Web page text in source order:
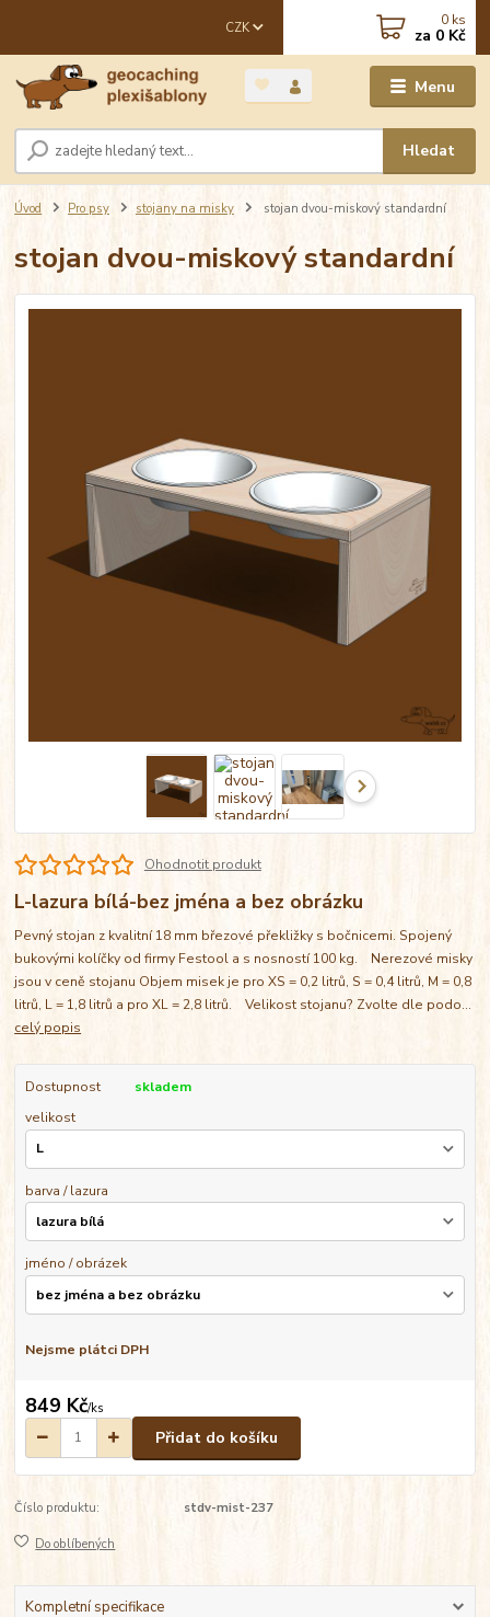
Menu
CZK
Hledat
0 ks
za 0 Kč
Úvod Pro psy stojany na misky stojan dvou-miskový standardní
stojan dvou-miskový standardní
Ohodnotit produkt
L-lazura bílá-bez jména a bez obrázku
Pevný stojan z kvalitní 18 mm březové překližky s bočnicemi. Spojený
bukovými kolíčky od firmy Festool a s nosností 100 kg. Nerezové misky
jsou v ceně stojanu Objem misek je pro XS = 0,2 litrů, S = 0,4 litrů, M = 0,8
litrů, L = 1,8 litrů a pro XL = 2,8 litrů. Velikost stojanu? Zvolte dle podo...
celý popis
Dostupnost
skladem
velikost
barva / lazura
jméno / obrázek
Nejsme plátci DPH
849 Kč/ks
Přidat do košíku
Číslo produktu: stdv-mist-237
Do oblíbených
Kompletní specifikace